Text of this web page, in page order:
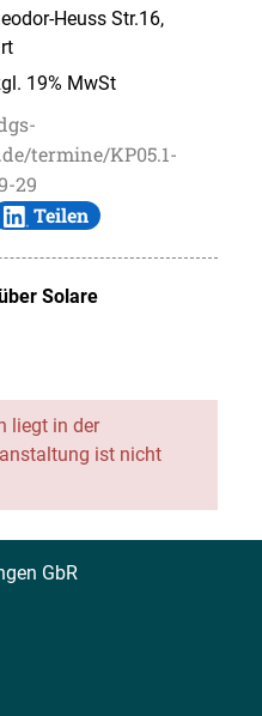
Heuss Str.16,
19% MwSt
termine/KP05.1-
29
Teilen
Solare
liegt in der
ist nicht
GbR